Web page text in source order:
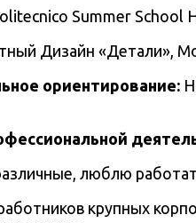
Summer School
Дизайн «Детали»,
ориентирование:
люблю
крупных